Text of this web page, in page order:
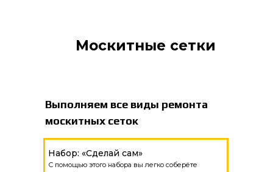
Москитные сетки
Выполняем все виды ремонта
москитных сеток
Набор: «Сделай сам»
С помощью этого набора вы легко соберёте